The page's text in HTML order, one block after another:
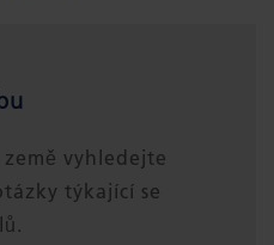
vyhledejte
týkající se